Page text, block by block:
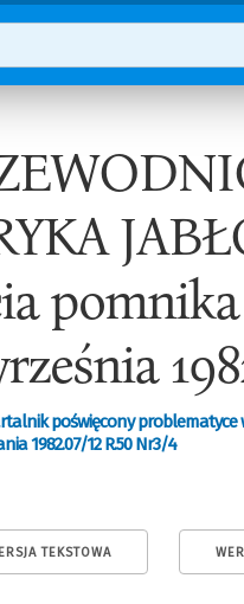
poświęcony problematyce
1982.07/12 R.50 Nr3/4
TEKSTOWA